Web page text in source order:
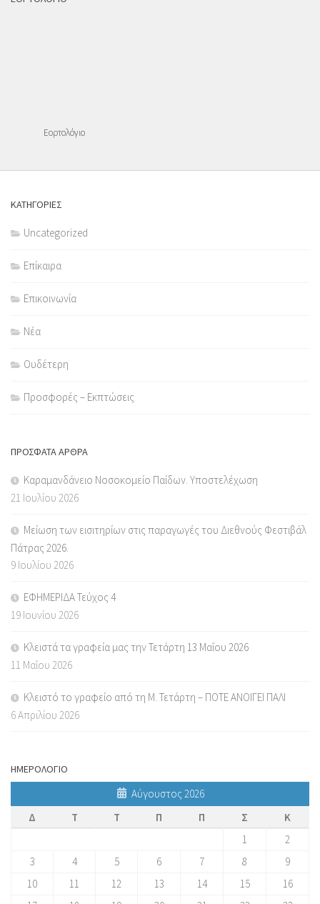
Εορτολόγιο
ΚΑΤΗΓΟΡΙΕΣ
Uncategorized
Επίκαιρα
Επικοινωνία
Νέα
Ουδέτερη
Προσφορές – Εκπτώσεις
ΠΡΌΣΦΑΤΑ ΆΡΘΡΑ
Καραμανδάνειο Νοσοκομείο Παίδων. Υποστελέχωση
21 Ιουλίου 2026
Μείωση των εισιτηρίων στις παραγωγές του Διεθνούς Φεστιβάλ
Πάτρας 2026.
9 Ιουλίου 2026
ΕΦΗΜΕΡΙΔΑ Τεύχος 4
19 Ιουνίου 2026
Κλειστά τα γραφεία μας την Τετάρτη 13 Μαΐου 2026
11 Μαΐου 2026
Κλειστό το γραφείο από τη Μ. Τετάρτη – ΠΟΤΕ ΑΝΟΙΓΕΙ ΠΑΛΙ
6 Απριλίου 2026
ΗΜΕΡΟΛΟΓΙΟ
Αύγουστος 2026
Δ
Τ Τ Π Π Σ
Κ
1
2
3
4 5 6 7 8
9
10
11 12 13 14 15
16